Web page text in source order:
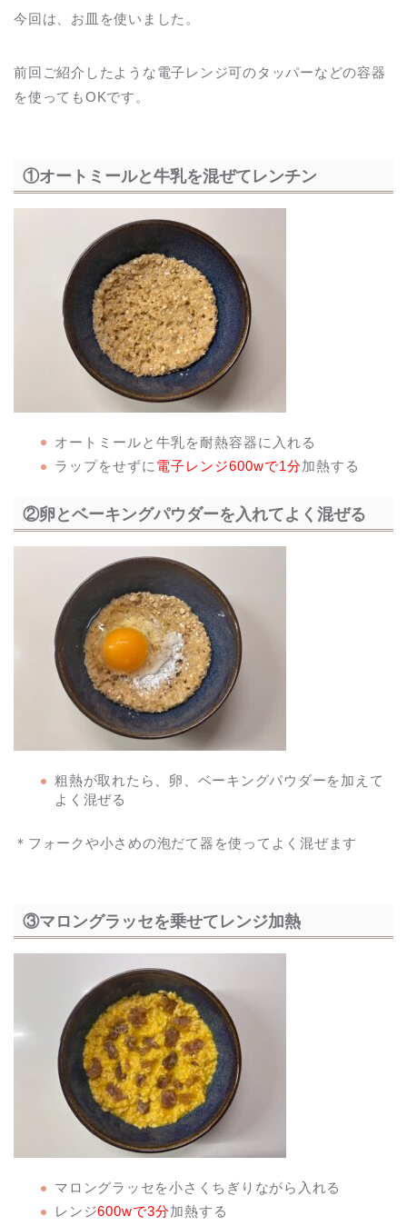
今回は、お皿を使いました。
前回ご紹介したような電子レンジ可のタッパーなどの容器
を使ってもOKです。
①オートミールと牛乳を混ぜてレンチン
オートミールと牛乳を耐熱容器に入れる
ラップをせずに 電子レンジ600wで1分加熱する
②卵とベーキングパウダーを入れてよく混ぜる
粗熱が取れたら、卵、ベーキングパウダーを加えて
よく混ぜる
＊フォークや小さめの泡だて器を使ってよく混ぜます
③マロングラッセを乗せてレンジ加熱
マロングラッセを小さくちぎりながら入れる
レンジ600wで3分加熱する